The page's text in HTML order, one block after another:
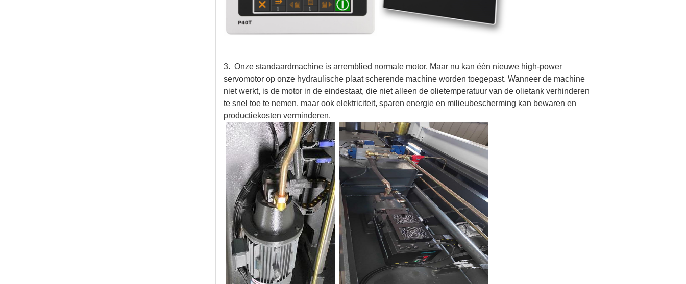
3. Onze standaardmachine is arremblied normale motor. Maar nu kan één nieuwe high-power
servomotor op onze hydraulische plaat scherende machine worden toegepast. Wanneer de machine
niet werkt, is de motor in de eindestaat, die niet alleen de olietemperatuur van de olietank verhinderen
te snel toe te nemen, maar ook elektriciteit, sparen energie en milieubescherming kan bewaren en
productiekosten verminderen.